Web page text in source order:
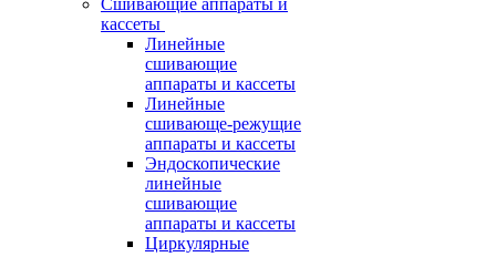
Сшивающие аппараты и
кассеты
Линейные
сшивающие
аппараты и кассеты
Линейные
сшивающе-режущие
аппараты и кассеты
Эндоскопические
линейные
сшивающие
аппараты и кассеты
Циркулярные